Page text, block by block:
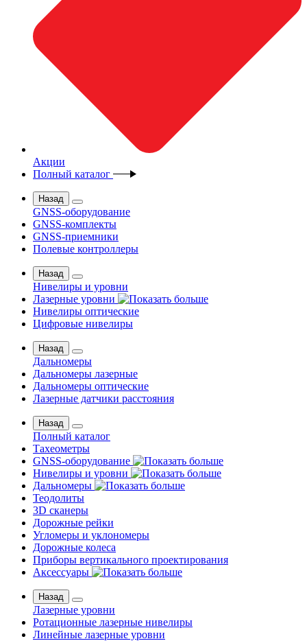
Акции
Полный каталог
Назад
GNSS-оборудование
GNSS-комплекты
GNSS-приемники
Полевые контроллеры
Назад
Нивелиры и уровни
Лазерные уровни
Нивелиры оптические
Цифровые нивелиры
Назад
Дальномеры
Дальномеры лазерные
Дальномеры оптические
Лазерные датчики расстояния
Назад
Полный каталог
Тахеометры
GNSS-оборудование
Нивелиры и уровни
Дальномеры
Теодолиты
3D сканеры
Дорожные рейки
Угломеры и уклономеры
Дорожные колеса
Приборы вертикального проектирования
Аксессуары
Назад
Лазерные уровни
Ротационные лазерные нивелиры
Линейные лазерные уровни